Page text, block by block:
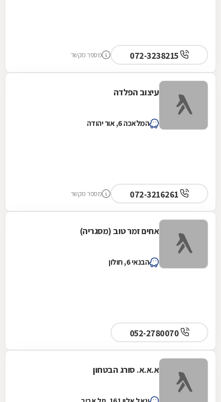
מספר מקשר
עיצוב הפלדה
המלאכה 6, אור יהודה
מספר מקשר
אחים זמר טוב (מסגריה)
הבנאי 6, חולון
א.א.א. סורג הבטחון